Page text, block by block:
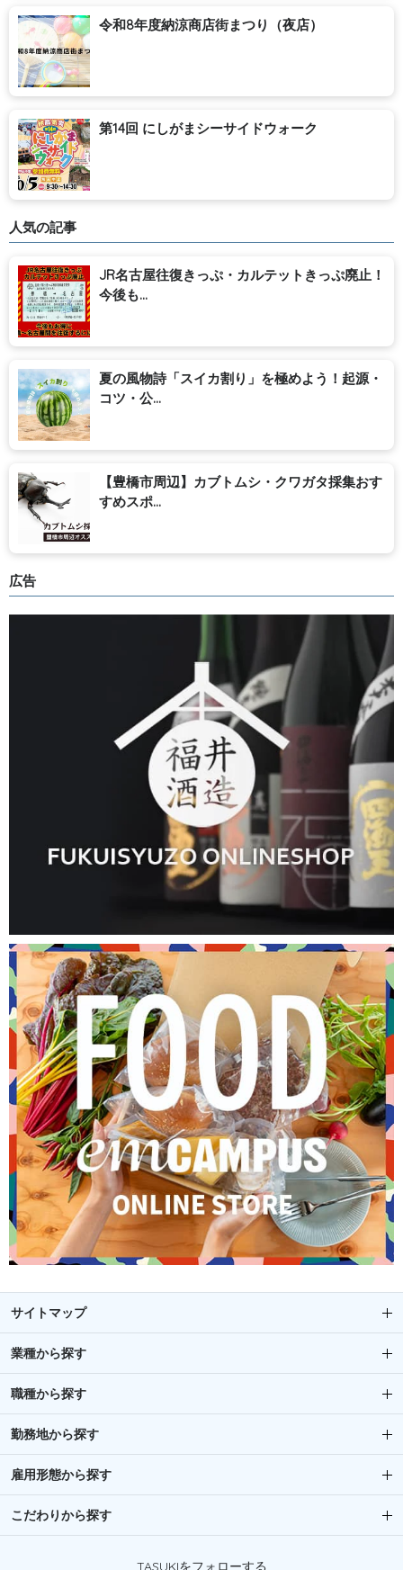
令和8年度納涼商店街まつり（夜店）
第14回 にしがまシーサイドウォーク
人気の記事
JR名古屋往復きっぷ・カルテットきっぷ廃止！
今後も...
夏の風物詩「スイカ割り」を極めよう！起源・
コツ・公...
【豊橋市周辺】カブトムシ・クワガタ採集おす
すめスポ...
広告
サイトマップ
業種から探す
職種から探す
勤務地から探す
雇用形態から探す
こだわりから探す
TASUKIをフォローする